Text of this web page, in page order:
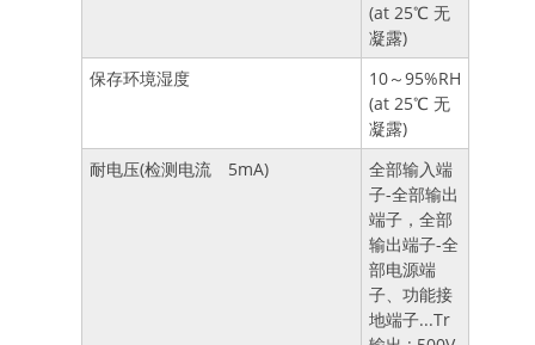
(at 25℃ 无
凝露)
保存环境湿度
10～95%RH
(at 25℃ 无
凝露)
耐电压(检测电流 5mA)
全部输入端
子-全部输出
端子，全部
输出端子-全
部电源端
子、功能接
地端子...Tr